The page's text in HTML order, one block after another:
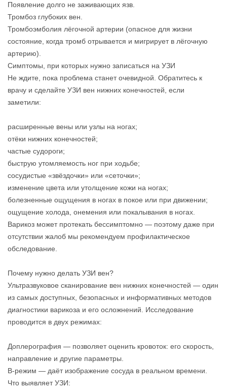
Появление долго не заживающих язв.
Тромбоз глубоких вен.
Тромбоэмболия лёгочной артерии (опасное для жизни
состояние, когда тромб отрывается и мигрирует в лёгочную
артерию).
Симптомы, при которых нужно записаться на УЗИ
Не ждите, пока проблема станет очевидной. Обратитесь к
врачу и сделайте УЗИ вен нижних конечностей, если
заметили:
расширенные вены или узлы на ногах;
отёки нижних конечностей;
частые судороги;
быструю утомляемость ног при ходьбе;
сосудистые «звёздочки» или «сеточки»;
изменение цвета или утолщение кожи на ногах;
болезненные ощущения в ногах в покое или при движении;
ощущение холода, онемения или покалывания в ногах.
Варикоз может протекать бессимптомно — поэтому даже при
отсутствии жалоб мы рекомендуем профилактическое
обследование.
Почему нужно делать УЗИ вен?
Ультразвуковое сканирование вен нижних конечностей — один
из самых доступных, безопасных и информативных методов
диагностики варикоза и его осложнений. Исследование
проводится в двух режимах:
Доплерография — позволяет оценить кровоток: его скорость,
направление и другие параметры.
В‑режим — даёт изображение сосуда в реальном времени.
Что выявляет УЗИ: